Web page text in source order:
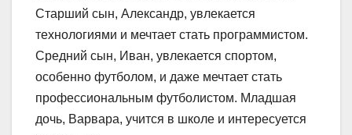
Старший сын, Александр, увлекается
технологиями и мечтает стать программистом.
Средний сын, Иван, увлекается спортом,
особенно футболом, и даже мечтает стать
профессиональным футболистом. Младшая
дочь, Варвара, учится в школе и интересуется